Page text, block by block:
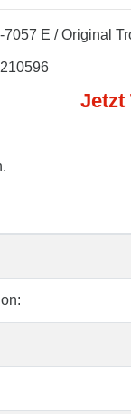
E / Original
Jetzt